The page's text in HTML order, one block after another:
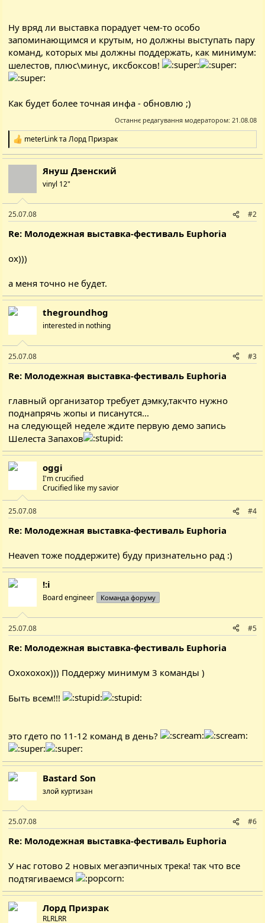
Ну вряд ли выставка порадует чем-то особо
запоминающимся и крутым, но должны выступать пару
команд, которых мы должны поддержать, как минимум:
шелестов, плюс\минус, иксбоксов!
Как будет более точная инфа - обновлю ;)
Останнє редагування модератором: 21.08.08
Р
е
а
meterLinkтаЛорд Призрак
Януш Дзенский
vinyl 12"
25.07.08 #2
Re: Молодежная выставка-фестиваль Euphoria
ох)))
а меня точно не будет.
thegroundhog
interested in nothing
25.07.08 #3
Re: Молодежная выставка-фестиваль Euphoria
главный организатор требует дэмку,такчто нужно
поднапрячь жопы и писанутся...
на следующей неделе ждите первую демо запись
Шелеста Запахов
oggi
I'm crucified
Crucified like my savior
25.07.08 #4
Re: Молодежная выставка-фестиваль Euphoria
Heaven тоже поддержите) буду признательно рад :)
!:i
Board engineer Команда форуму
25.07.08 #5
Re: Молодежная выставка-фестиваль Euphoria
Охохохох))) Поддержу минимум 3 команды )
Быть всем!!!
это гдето по 11-12 команд в день?
Bastard Son
злой куртизан
25.07.08 #6
Re: Молодежная выставка-фестиваль Euphoria
У нас готово 2 новых мегаэпичных трека! так что все
подтягиваемся
Лорд Призрак
RLRLRR